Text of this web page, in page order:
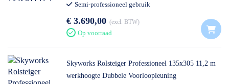
Semi-professioneel gebruik
€ 3.690,00 excl. BTW
Op voorraad
Skyworks Rolsteiger Professioneel 135x305 11,2 m
werkhoogte Dubbele Voorloopleuning